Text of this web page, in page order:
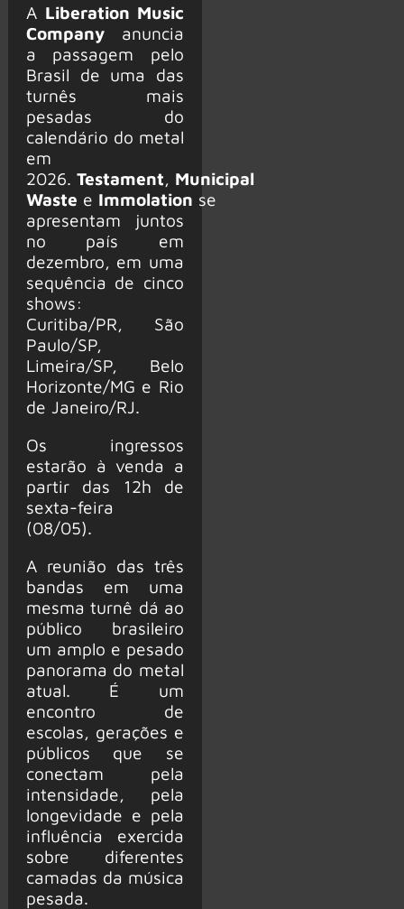
A Liberation Music
Companyanuncia
a passagem pelo
Brasil de uma das
turnês mais
pesadas do
calendário do metal
em
2026. Testament
Municipal
Waste e Immolation se
apresentam juntos
no país em
dezembro, em uma
sequência de cinco
shows:
Curitiba/PR, São
Paulo/SP,
Limeira/SP, Belo
Horizonte/MG e Rio
de Janeiro/RJ.
Os ingressos
estarão à venda a
partir das 12h de
sexta-feira
(08/05).
A reunião das três
bandas em uma
mesma turnê dá ao
público brasileiro
um amplo e pesado
panorama do metal
atual. É um
encontro de
escolas, gerações e
públicos que se
conectam pela
intensidade, pela
longevidade e pela
influência exercida
sobre diferentes
camadas da música
pesada.